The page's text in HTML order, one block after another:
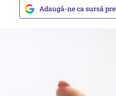
Adaugă-ne ca sursă